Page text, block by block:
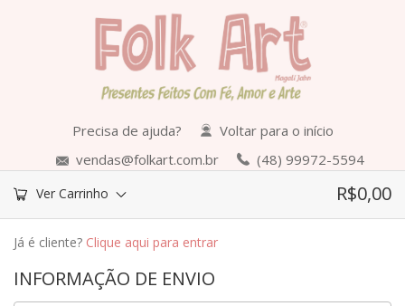
Precisa de ajuda?
Voltar para o início
vendas@folkart.com.br
(48) 99972-5594
Ver Carrinho R$0,00
Já é cliente? Clique aqui para entrar
INFORMAÇÃO DE ENVIO